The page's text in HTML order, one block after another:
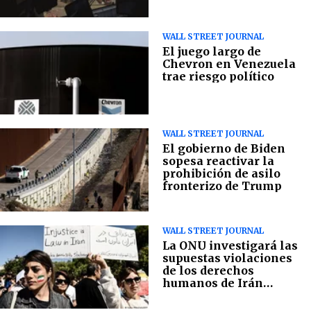
WALL STREET JOURNAL
El juego largo de
Chevron en Venezuela
trae riesgo político
WALL STREET JOURNAL
El gobierno de Biden
sopesa reactivar la
prohibición de asilo
fronterizo de Trump
WALL STREET JOURNAL
La ONU investigará las
supuestas violaciones
de los derechos
humanos de Irán